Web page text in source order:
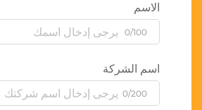
الاسم
0/100
اسم الشركة
0/200